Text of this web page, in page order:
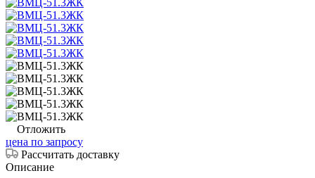
Отложить
цена по запросу
Рассчитать доставку
Описание